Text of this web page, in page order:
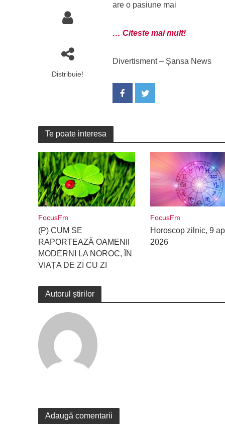
Distribuie!
are o pasiune mai
… Citeste mai mult!
Divertisment – Şansa News
Te poate interesa
FocusFm
(P) CUM SE
RAPORTEAZĂ OAMENII
MODERNI LA NOROC, ÎN
VIAȚA DE ZI CU ZI
FocusFm
Horoscop zilnic, 9
2026
Autorul știrilor
Adaugă comentarii